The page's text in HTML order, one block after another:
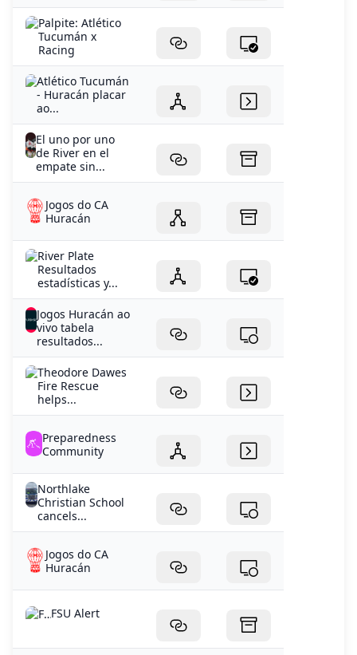
Palpite: Atlético
Tucumán x
Racing
Atlético Tucumán
- Huracán placar
ao...
El uno por uno
de River en el
empate sin...
Jogos do CA
Huracán
River Plate
Resultados
estadísticas y...
Jogos Huracán ao
vivo tabela
resultados...
Theodore Dawes
Fire Rescue
helps...
Preparedness
Community
Northlake
Christian School
cancels...
Jogos do CA
Huracán
FSU Alert